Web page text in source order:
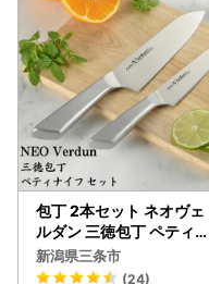
包丁 2本セット ネオヴェ
ルダン 三徳包丁 ペティナ
イフ ステンレス 調理器具
キッチン用品
新潟県三条市
(24)